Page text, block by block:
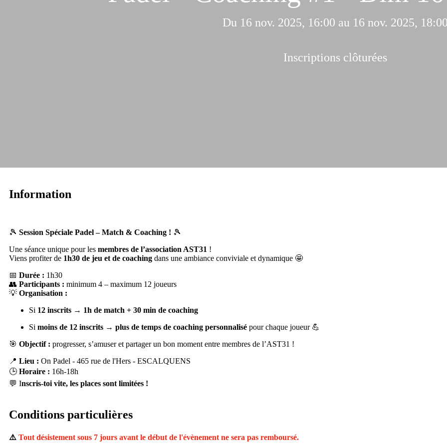
Du 16 nov. 2025, 16:00 au 16 nov. 2025,
Inscriptions clôturées
Information
🎾 Session Spéciale Padel – Match & Coaching ! 🎾
Une séance unique pour les membres de l’association AST31 !
Viens profiter de 1h30 de jeu et de coaching dans une ambiance conviviale et dynamique 🤩
📅 Durée : 1h30
👥 Participants : minimum 4 – maximum 12 joueurs
💡 Organisation :
Si 12 inscrits → 1h de match + 30 min de coaching
Si moins de 12 inscrits → plus de temps de coaching personnalisé pour chaque joueur 💪
🎯 Objectif : progresser, s’amuser et partager un bon moment entre membres de l’AST31 !
📍 Lieu : On Padel - 465 rue de l'Hers - ESCALQUENS
🕒 Horaire : 16h-18h
💬 Inscris-toi vite, les places sont limitées !
Conditions particulières
⚠️ Tout désistement sous 7 jours avant le début de l'évènement ne sera pas remboursé.